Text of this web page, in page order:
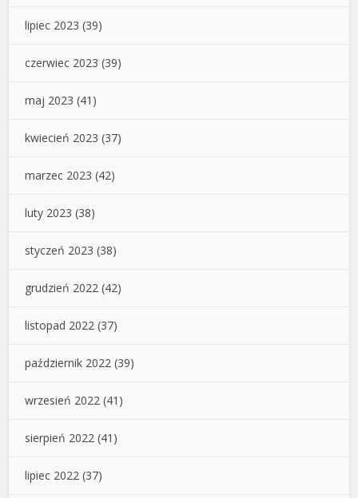
lipiec 2023 (39)
czerwiec 2023 (39)
maj 2023 (41)
kwiecień 2023 (37)
marzec 2023 (42)
luty 2023 (38)
styczeń 2023 (38)
grudzień 2022 (42)
listopad 2022 (37)
październik 2022 (39)
wrzesień 2022 (41)
sierpień 2022 (41)
lipiec 2022 (37)